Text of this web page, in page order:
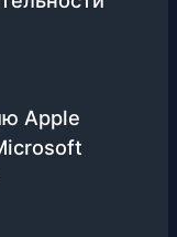
Apple